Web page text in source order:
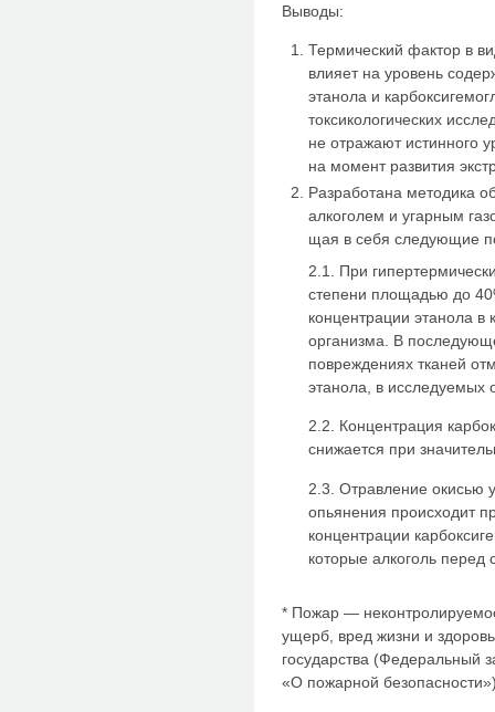
Выводы:
Термический фактор в
влияет на уровень
этано­ла и
токсикологических
не отражают истинного
на момент развития
Разработана методика
алкоголем и угарным
щая в себя следующие
2.1. При
степени площадью до
концен­трации этанола в
организма. В
повреждениях тканей
этанола, в исследуемых
2.2. Концентрация
снижается при
2.3. Отравление окисью
опьянения происходит
концентрации
которые алкоголь
* Пожар —
ущерб, вред жизни и
государства (Федеральный
«О пожарной